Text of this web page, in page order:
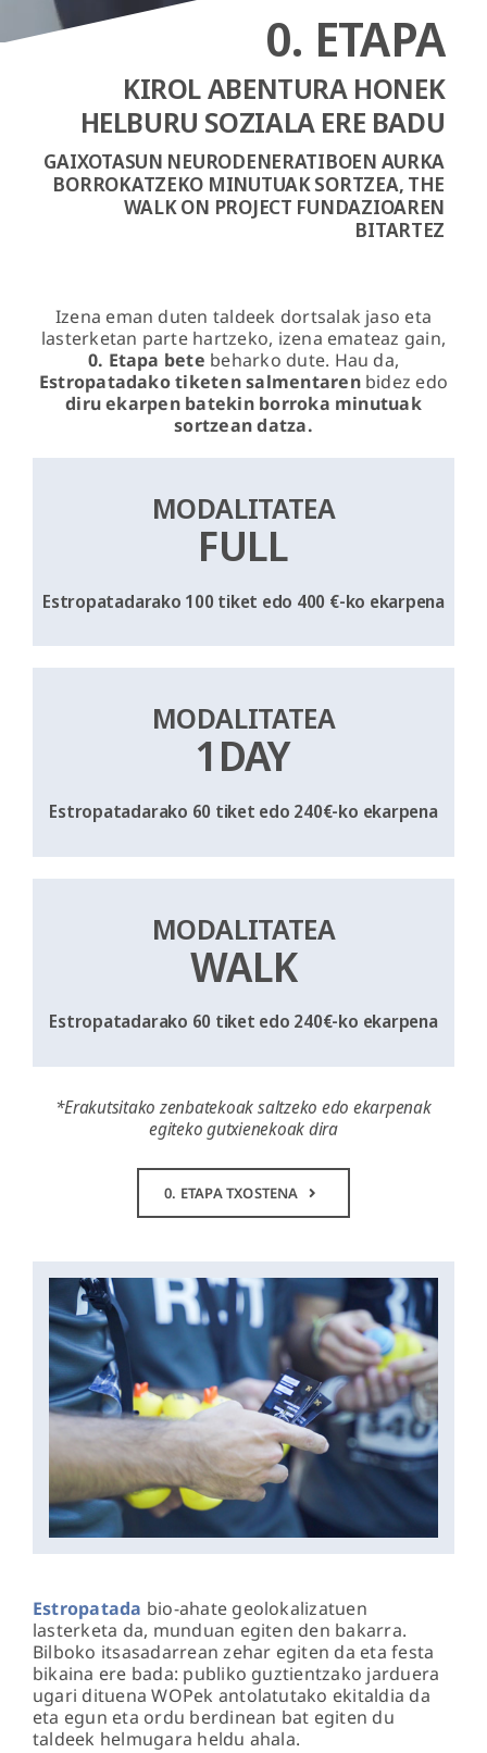
0. ETAPA
KIROL ABENTURA HONEK
HELBURU SOZIALA ERE BADU
GAIXOTASUN NEURODENERATIBOEN AURKA
BORROKATZEKO MINUTUAK SORTZEA, THE
WALK ON PROJECT FUNDAZIOAREN
BITARTEZ
Izena eman duten taldeek dortsalak jaso eta
lasterketan parte hartzeko, izena emateaz gain,
0. Etapa bete beharko dute. Hau da,
Estropatadako tiketen salmentarenbidez edo
diru ekarpen batekin borroka minutuak
sortzean datza.
MODALITATEA
FULL
Estropatadarako 100 tiket edo 400 €-ko ekarpena
MODALITATEA
1DAY
Estropatadarako 60 tiket edo 240€-ko ekarpena
MODALITATEA
WALK
Estropatadarako 60 tiket edo 240€-ko ekarpena
*Erakutsitako zenbatekoak saltzeko edo ekarpenak
egiteko gutxienekoak dira
0. ETAPA TXOSTENA
Estropatada bio-ahate geolokalizatuen
lasterketa da, munduan egiten den bakarra.
Bilboko itsasadarrean zehar egiten da eta festa
bikaina ere bada: publiko guztientzako jarduera
ugari dituena WOPek antolatutako ekitaldia da
eta egun eta ordu berdinean bat egiten du
taldeek helmugara heldu ahala.